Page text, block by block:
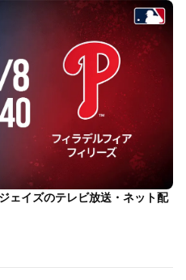
ェイズのテレビ放送・ネット配